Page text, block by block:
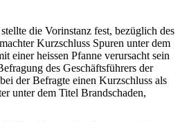
die Vorinstanz fest, bezüglich des
Kurzschluss Spuren unter dem
einer heissen Pfanne verursacht sein
des Geschäftsführers der
der Befragte einen Kurzschluss als
unter dem Titel Brandschaden,